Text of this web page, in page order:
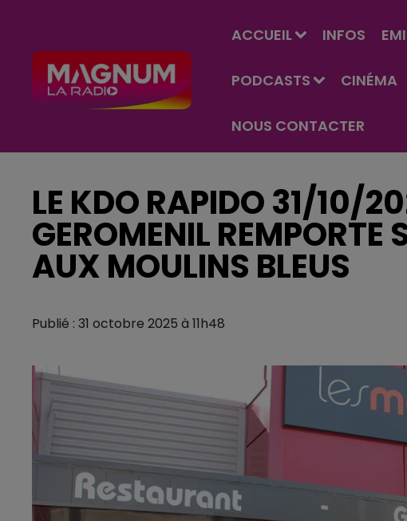
ACCUEIL INFOS
PODCASTS CINÉMA
NOUS CONTACTER
LE KDO RAPIDO 31/10/
GEROMENIL REMPORTE
AUX MOULINS BLEUS
Publié : 31 octobre 2025 à 11h48